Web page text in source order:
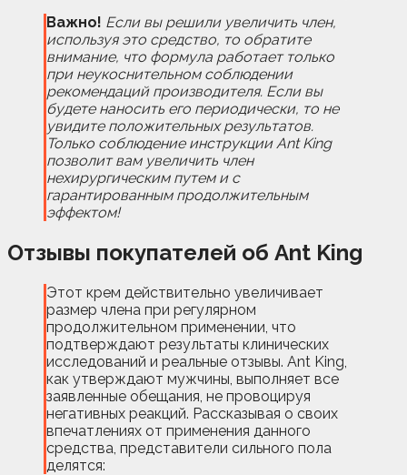
Важно! Если вы решили увеличить член,
используя это средство, то обратите
внимание, что формула работает только
при неукоснительном соблюдении
рекомендаций производителя. Если вы
будете наносить его периодически, то не
увидите положительных результатов.
Только соблюдение инструкции Ant King
позволит вам увеличить член
нехирургическим путем и с
гарантированным продолжительным
эффектом!
Отзывы покупателей об Ant King
Этот крем действительно увеличивает
размер члена при регулярном
продолжительном применении, что
подтверждают результаты клинических
исследований и реальные отзывы. Ant King,
как утверждают мужчины, выполняет все
заявленные обещания, не провоцируя
негативных реакций. Рассказывая о своих
впечатлениях от применения данного
средства, представители сильного пола
делятся: